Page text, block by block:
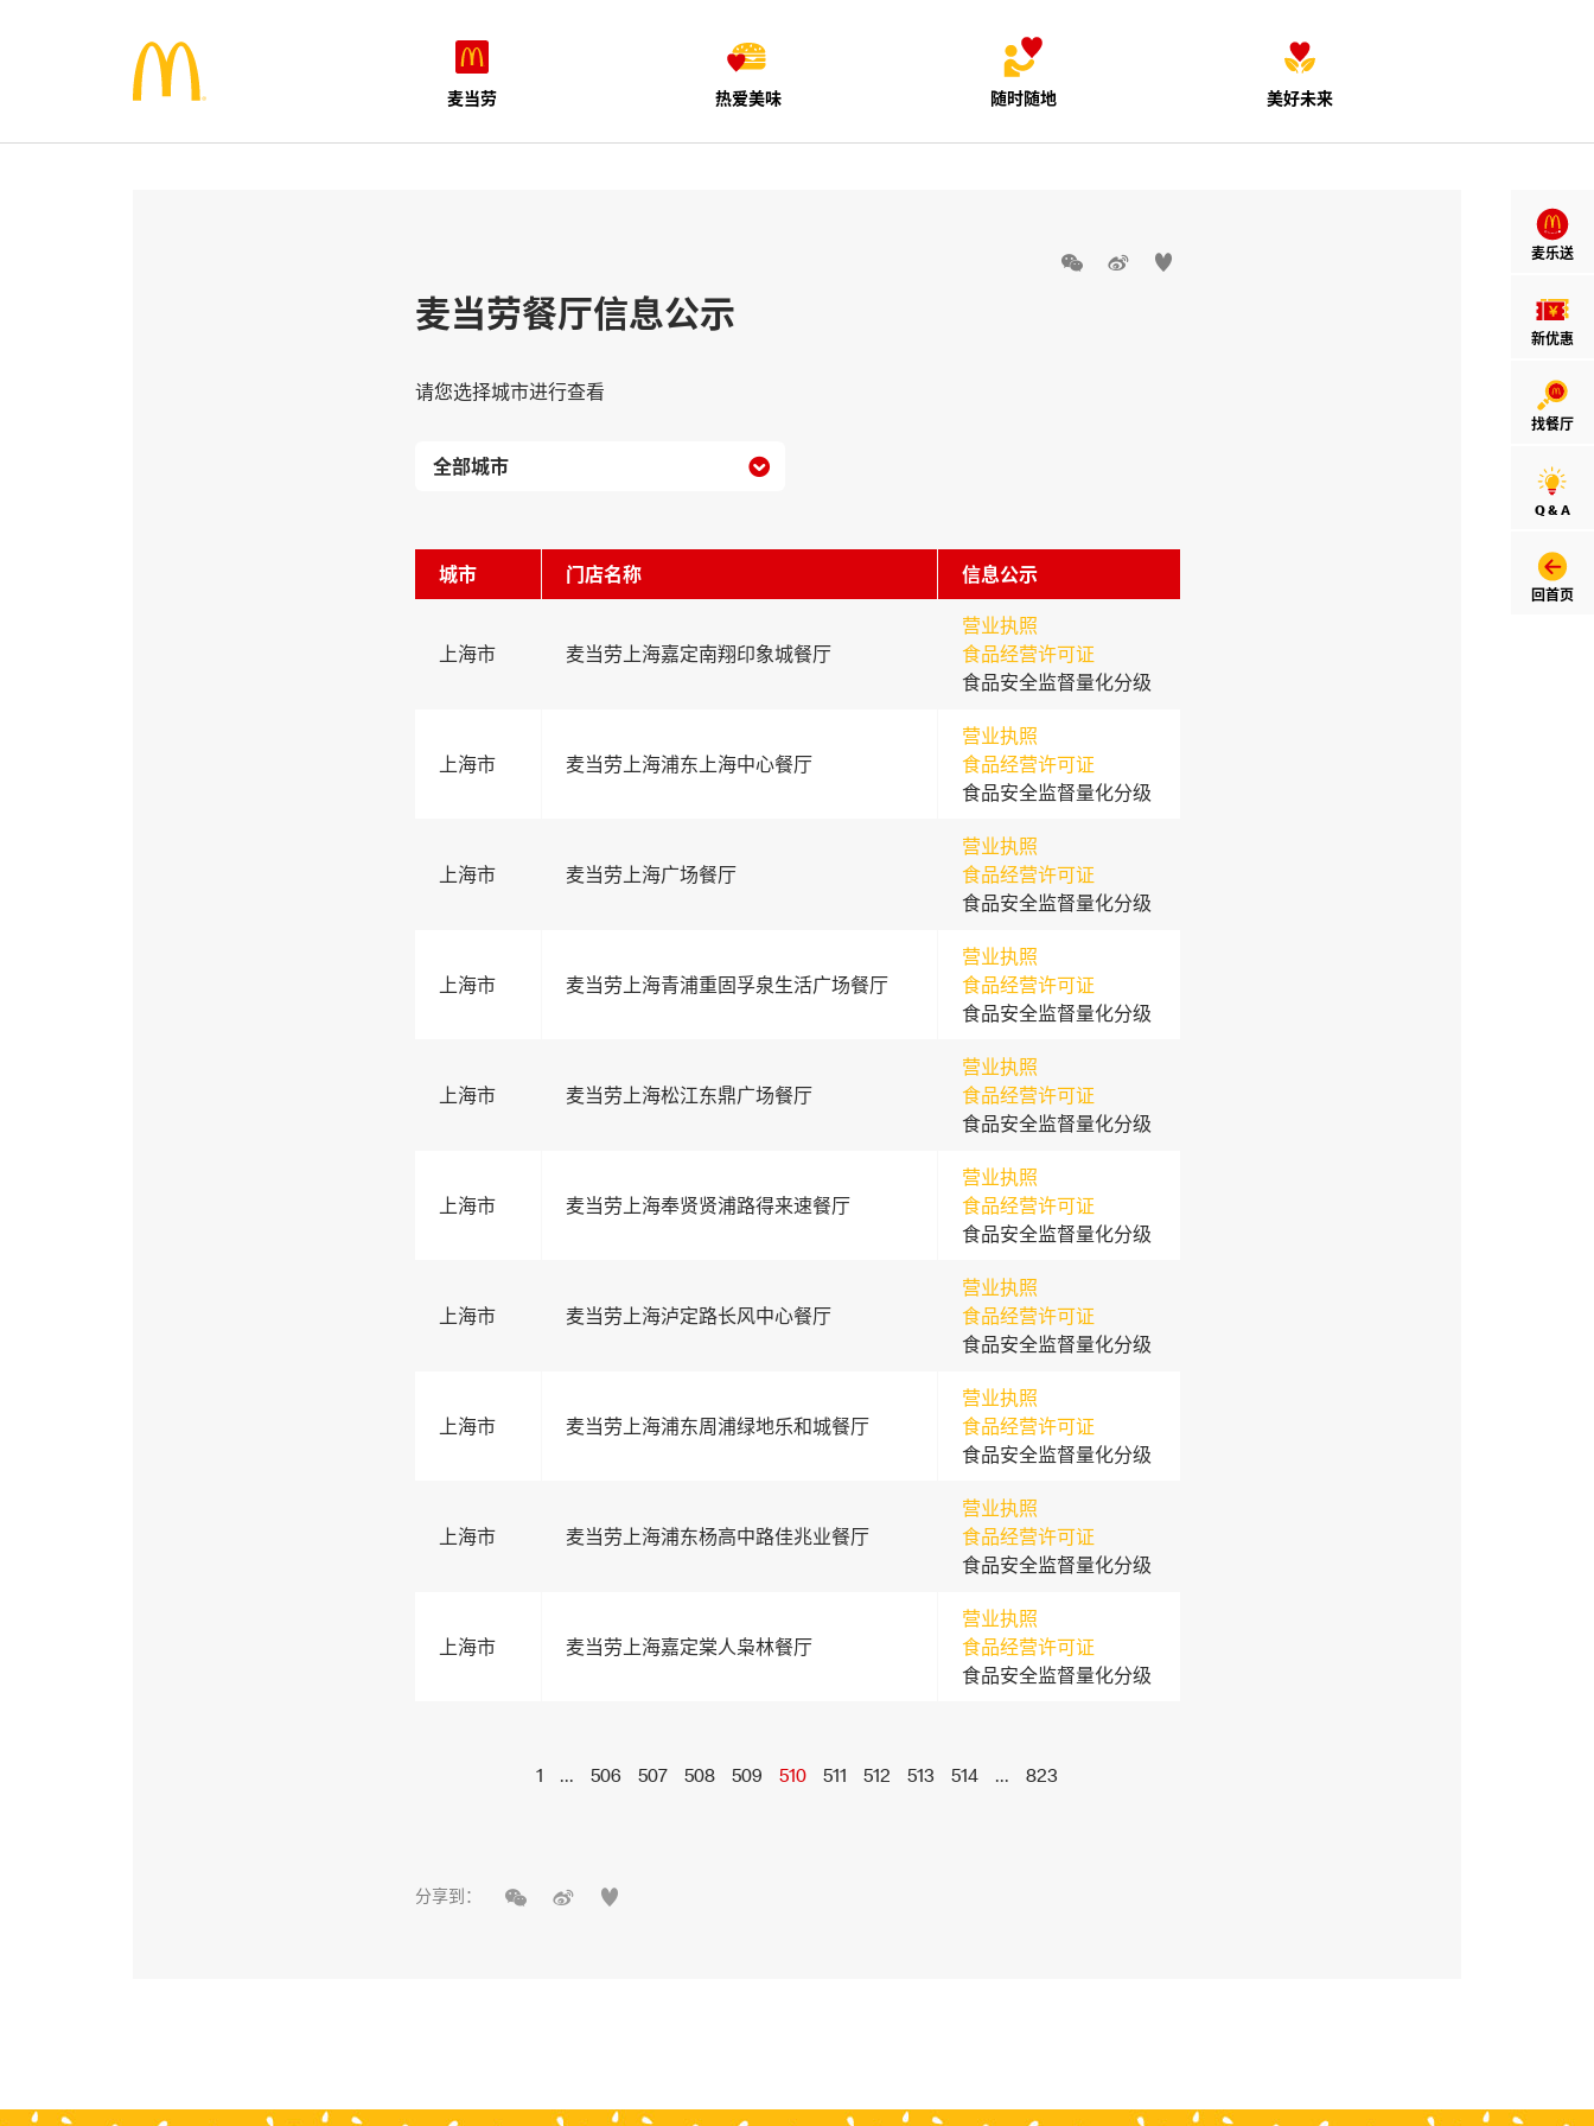
麦当劳 热爱美味 随时随地 美好未来
麦乐送
新优惠
找餐厅
Q & A
回首页
  
麦当劳餐厅信息公示
请您选择城市进行查看

城市 门店名称 信息公示
上海市 麦当劳上海嘉定南翔印象城餐厅
营业执照
食品经营许可证
食品安全监督量化分级
上海市 麦当劳上海浦东上海中心餐厅
营业执照
食品经营许可证
食品安全监督量化分级
上海市 麦当劳上海广场餐厅
营业执照
食品经营许可证
食品安全监督量化分级
上海市 麦当劳上海青浦重固孚泉生活广场餐厅
营业执照
食品经营许可证
食品安全监督量化分级
上海市 麦当劳上海松江东鼎广场餐厅
营业执照
食品经营许可证
食品安全监督量化分级
上海市 麦当劳上海奉贤贤浦路得来速餐厅
营业执照
食品经营许可证
食品安全监督量化分级
上海市 麦当劳上海泸定路长风中心餐厅
营业执照
食品经营许可证
食品安全监督量化分级
上海市 麦当劳上海浦东周浦绿地乐和城餐厅
营业执照
食品经营许可证
食品安全监督量化分级
上海市 麦当劳上海浦东杨高中路佳兆业餐厅
营业执照
食品经营许可证
食品安全监督量化分级
上海市 麦当劳上海嘉定棠人枭林餐厅
营业执照
食品经营许可证
食品安全监督量化分级
1 ... 506 507 508 509 510 511 512 513 514 ... 823
分享到：   